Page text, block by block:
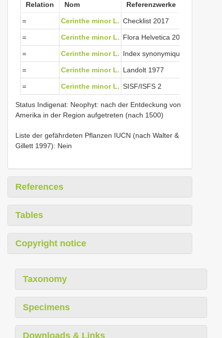
Relation Nom Referenzwerke
= Cerinthe minor L. Checklist 2017
= Cerinthe minor L. Flora Helvetica 2001
= Cerinthe minor L. Index synonymique 1996
= Cerinthe minor L. Landolt 1977
= Cerinthe minor L. SISF/ISFS 2
Status Indigenat: Neophyt: nach der Entdeckung von
Amerika in der Region aufgetreten (nach 1500)
Liste der gefährdeten Pflanzen IUCN (nach Walter &
Gillett 1997): Nein
References
Tables
Copyright notice
Taxonomy
Specimens
Downloads & Links